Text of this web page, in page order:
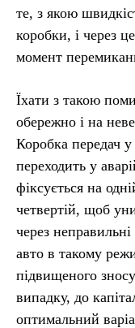
те, з якою
коробки, і через
момент
Їхати з такою
обережно і на
Коробка передач
переходить у
фіксується на
четвертій, щоб
через
авто в такому
підвищеного
випадку, до
оптимальний